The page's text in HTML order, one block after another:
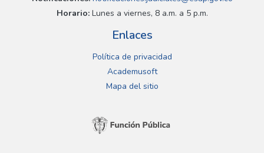
Horario:Lunes a viernes, 8 a.m. a 5 p.m.
Enlaces
Política de privacidad
Academusoft
Mapa del sitio